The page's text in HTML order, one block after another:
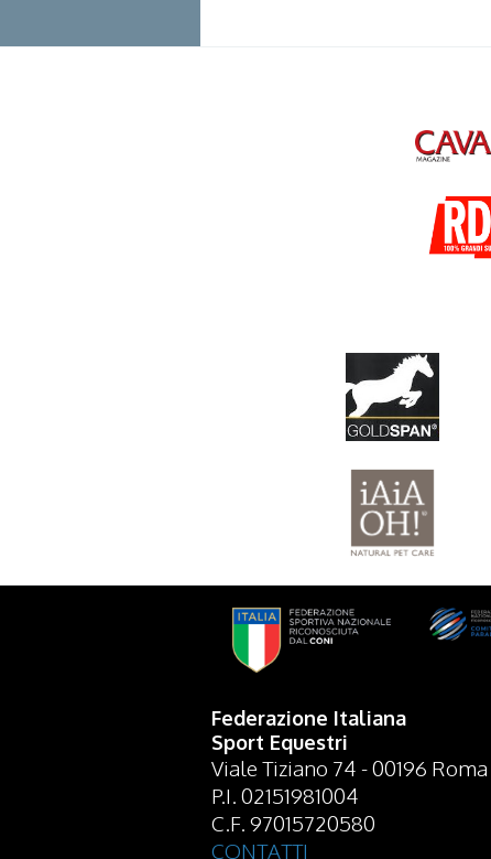
Federazione Italiana
Sport Equestri
Viale Tiziano 74 - 00196 Roma
P.I. 02151981004
C.F. 97015720580
CONTATTI